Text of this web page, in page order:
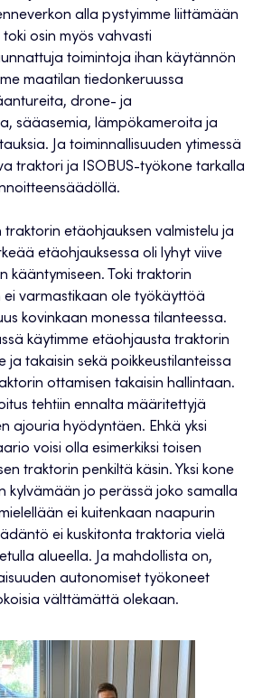
alla pystyimme liittämään
osin myös vahvasti
toimintoja ihan käytännön
maatilan tiedonkeruussa
drone- ja
sääasemia, lämpökameroita ja
Ja toiminnallisuuden ytimessä
traktori ja ISOBUS-työkone tarkalla
traktorin etäohjauksen valmistelu ja
etäohjauksessa oli lyhyt viive
kääntymiseen. Toki traktorin
ei varmastikaan ole työkäyttöä
kovinkaan monessa tilanteessa.
käytimme etäohjausta traktorin
ja takaisin sekä poikkeustilanteissa
ottamisen takaisin hallintaan.
tehtiin ennalta määritettyjä
ajouria hyödyntäen. Ehkä yksi
voisi olla esimerkiksi toisen
traktorin penkiltä käsin. Yksi kone
kylvämään jo perässä joko samalla
ei kuitenkaan naapurin
ei kuskitonta traktoria vielä
alueella. Ja mahdollista on,
autonomiset työkoneet
välttämättä olekaan.